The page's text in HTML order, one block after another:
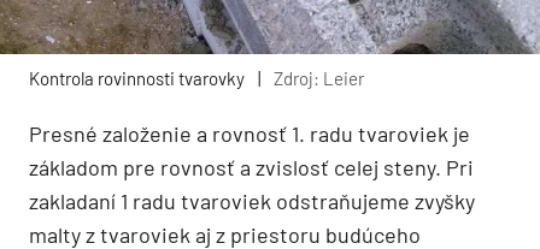
Kontrola rovinnosti tvarovky | Zdroj: Leier
Presné založenie a rovnosť 1. radu tvaroviek je
základom pre rovnosť a zvislosť celej steny. Pri
zakladaní 1 radu tvaroviek odstraňujeme zvyšky
malty z tvaroviek aj z priestoru budúceho